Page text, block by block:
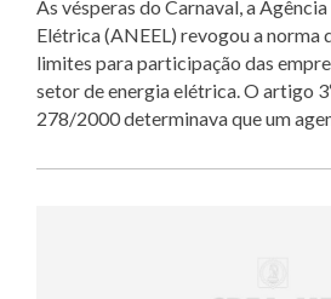
Às vésperas do Carnaval, a
Elétrica (ANEEL) revogou a norma
limites para participação das
setor de energia elétrica. O artigo
278/2000 determinava que um